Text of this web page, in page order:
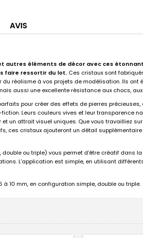
AVIS
autres éléments de décor avec ces
faire ressortir du lot. Ces cristaux sont
réalisme à vos projets de modélisation. Ils ont
aussi une excellente résistance aux chocs,
pour créer des effets de pierres
Leurs couleurs vives et leur transparence
un attrait visuel uniques. Que vous travailliez
ces cristaux ajouteront un détail
ou triple) vous permet d'être créatif dans
L'application est simple, en utilisant
à 10 mm, en configuration simple, double ou triple.